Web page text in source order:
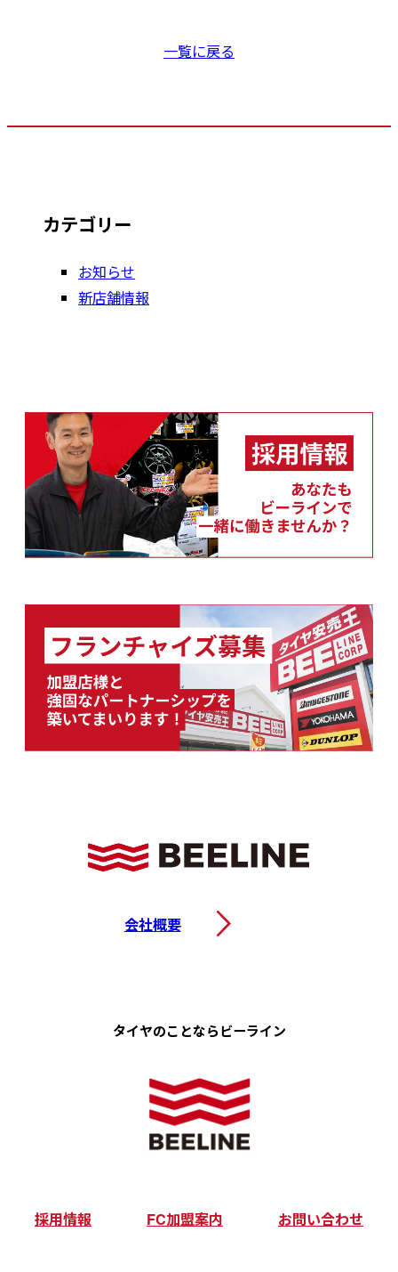
一覧に戻る
カテゴリー
お知らせ
新店舗情報
会社概要
タイヤのことならビーライン
採用情報 FC加盟案内 お問い合わせ